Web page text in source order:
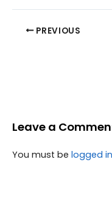
PREVIOUS
Leave a
You must be logged in